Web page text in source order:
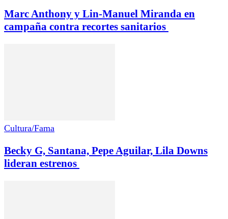
Marc Anthony y Lin-Manuel Miranda en
campaña contra recortes sanitarios
Cultura/Fama
Becky G, Santana, Pepe Aguilar, Lila Downs
lideran estrenos